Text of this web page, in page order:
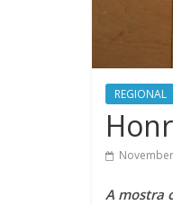
REGIONAL
A mostra